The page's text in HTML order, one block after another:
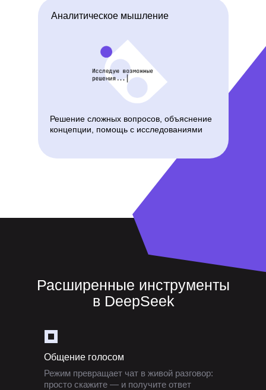
Расширенные инструменты
в DeepSeek
Режим превращает чат в живой разговор:
просто скажите — и получите ответ
Общение голосом
Решение сложных вопросов, объяснение
концепции, помощь с исследованиями
Аналитическое мышление